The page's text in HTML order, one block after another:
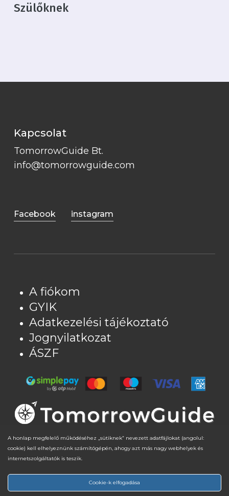
Szülőknek
Kapcsolat
TomorrowGuide Bt.
info@tomorrowguide.com
Facebook instagram
A fiókom
GYIK
Adatkezelési tájékoztató
Jognyilatkozat
ÁSZF
© 2022 - 2026 |Jognyilatkozat| TomorrowGuide Bt. |
Adatkezelési tájékoztató|ÁSZF
A honlap megfelelő működéséhez „sütiknek” nevezett adatfájlokat (angolul:
cookie) kell elhelyeznünk számítógépén, ahogy azt más nagy webhelyek és
internetszolgáltatók is teszik.
Cookie-k elfogadása